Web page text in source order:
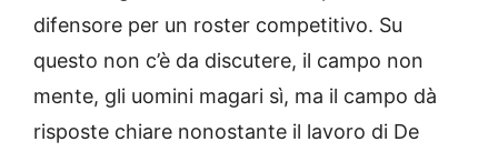
difensore per un roster competitivo. Su
questo non c’è da discutere, il campo non
mente, gli uomini magari sì, ma il campo dà
risposte chiare nonostante il lavoro di De